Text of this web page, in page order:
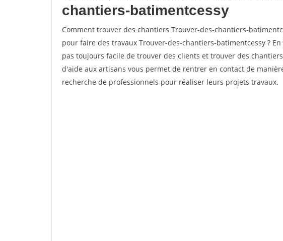
chantiers-batimentcessy
Comment trouver des chantiers Trouver-des-chantiers-
pour faire des travaux Trouver-des-chantiers-batimentcessy ?
pas toujours facile de trouver des clients et trouver des
d'aide aux artisans vous permet de rentrer en contact de
recherche de professionnels pour réaliser leurs projets travaux.